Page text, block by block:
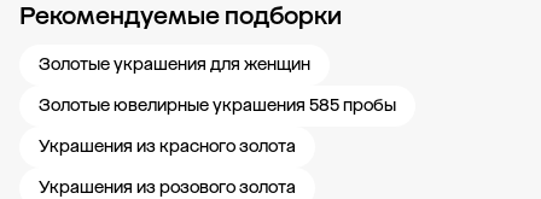
Рекомендуемые подборки
Золотые украшения для женщин
Золотые ювелирные украшения 585 пробы
Украшения из красного золота
Украшения из розового золота
Новости компании Журнал ЗОЛОТОЙ Блог